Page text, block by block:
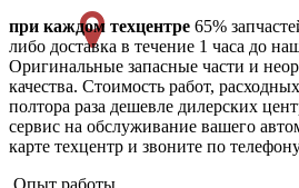
при каждом техцентре 65%
либо доставка в течение 1 часа до
Оригинальные запасные части и
качества. Стоимость работ,
полтора раза дешевле дилерских
сервис на обслуживание вашего
карте техцентр и звоните по
Опыт работы